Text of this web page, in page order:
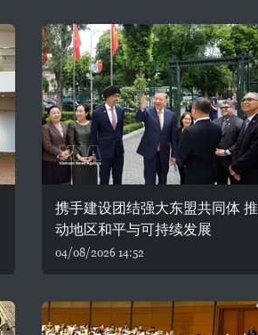
携手建设团结强大东盟共同体 推
动地区和平与可持续发展
04/08/2026 14:52